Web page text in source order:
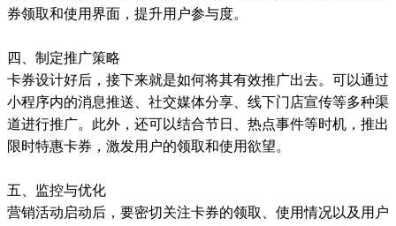
券领取和使用界面，提升用户参与度。
四、制定推广策略
卡券设计好后，接下来就是如何将其有效推广出去。可以通过
小程序内的消息推送、社交媒体分享、线下门店宣传等多种渠
道进行推广。此外，还可以结合节日、热点事件等时机，推出
限时特惠卡券，激发用户的领取和使用欲望。
五、监控与优化
营销活动启动后，要密切关注卡券的领取、使用情况以及用户